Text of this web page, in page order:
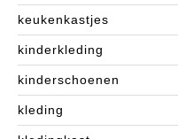
keukenkastjes
kinderkleding
kinderschoenen
kleding